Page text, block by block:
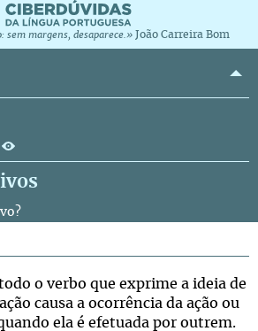
sem margens, desaparece.» João Carreira Bom
o verbo que exprime a ideia de
causa a ocorrência da ação ou
ela é efetuada por outrem.